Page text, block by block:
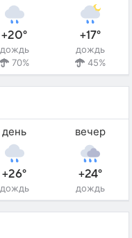
+20°
дождь
70%
+17°
дождь
45%
день
+26°
дождь
вечер
+24°
дождь